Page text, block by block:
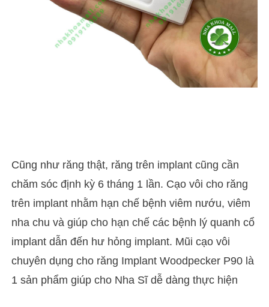
Cũng như răng thật, răng trên implant cũng cần
chăm sóc định kỳ 6 tháng 1 lần. Cạo vôi cho răng
trên implant nhằm hạn chế bệnh viêm nướu, viêm
nha chu và giúp cho hạn chế các bệnh lý quanh cổ
implant dẫn đến hư hỏng implant. Mũi cạo vôi
chuyên dụng cho răng Implant Woodpecker P90 là
1 sản phẩm giúp cho Nha Sĩ dễ dàng thực hiện